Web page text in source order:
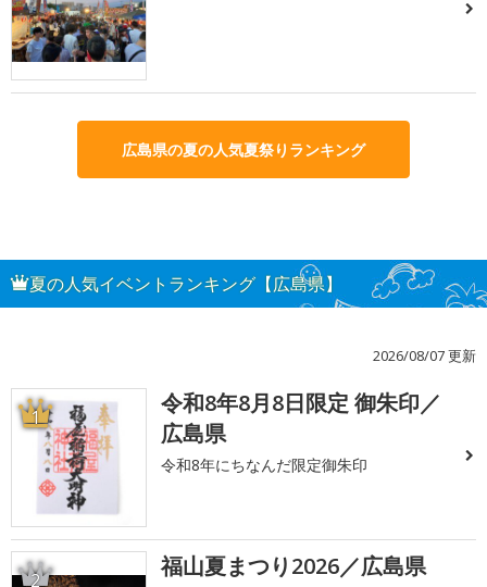
広島県の夏の人気夏祭りランキング
夏の人気イベントランキング【広島県】
2026/08/07 更新
1
令和8年8月8日限定 御朱印／
広島県
令和8年にちなんだ限定御朱印
2 福山夏まつり2026／広島県